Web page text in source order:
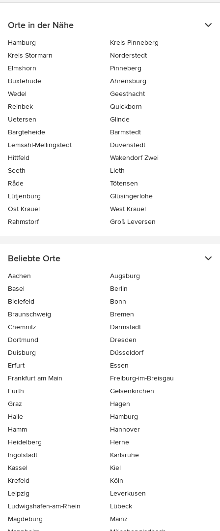
Orte in der Nähe
Hamburg
Kreis Pinneberg
Kreis Stormarn
Norderstedt
Elmshorn
Pinneberg
Buxtehude
Ahrensburg
Wedel
Geesthacht
Reinbek
Quickborn
Uetersen
Glinde
Bargteheide
Barmstedt
Lemsahl-Mellingstedt
Duvenstedt
Hittfeld
Wakendorf Zwei
Seeth
Lieth
Råde
Tötensen
Lütjenburg
Glüsingerlohe
Ost Krauel
West Krauel
Rahmstorf
Groß Leversen
Beliebte Orte
Aachen
Augsburg
Basel
Berlin
Bielefeld
Bonn
Braunschweig
Bremen
Chemnitz
Darmstadt
Dortmund
Dresden
Duisburg
Düsseldorf
Erfurt
Essen
Frankfurt am Main
Freiburg-im-Breisgau
Fürth
Gelsenkirchen
Graz
Hagen
Halle
Hamburg
Hamm
Hannover
Heidelberg
Herne
Ingolstadt
Karlsruhe
Kassel
Kiel
Krefeld
Köln
Leipzig
Leverkusen
Ludwigshafen-am-Rhein
Lübeck
Magdeburg
Mainz